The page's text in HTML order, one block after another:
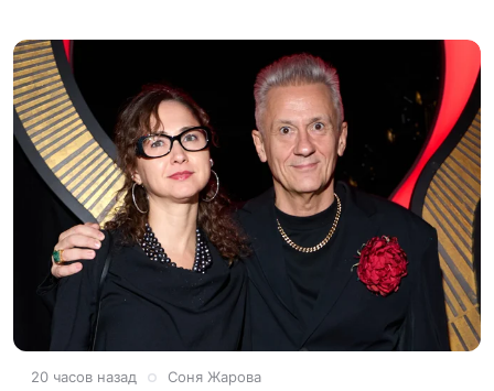
20 часов назад Соня Жарова